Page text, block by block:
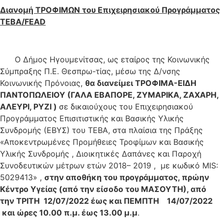
Διανομή ΤΡΟΦΙΜΩΝ του Επιχειρησιακού Προγράμματος
ΤΕΒΑ/FEAD
Ο Δήμος Ηγουμενίτσας, ως εταίρος της Κοινωνικής
Σύμπραξης Π.Ε. Θεσπρω-τίας, μέσω της Δ/νσης
Κοινωνικής Πρόνοιας, θα διανείμει ΤΡΟΦΙΜΑ-ΕΙΔΗ
ΠΑΝΤΟΠΩΛΕΙΟΥ (ΓΑΛΑ ΕΒΑΠΟΡΕ, ΖΥΜΑΡΙΚΑ, ΖΑΧΑΡΗ,
ΑΛΕΥΡΙ, ΡΥΖΙ ) σε δικαιούχους του Επιχειρησιακού
Προγράμματος Επισιτιστικής και Βασικής Υλικής
Συνδρομής (ΕΒΥΣ) του ΤΕΒΑ, στα πλαίσια της Πράξης
«Αποκεντρωμένες Προμήθειες Τροφίμων και Βασικής
Υλικής Συνδρομής , Διοικητικές Δαπάνες και Παροχή
Συνοδευτικών μέτρων ετών 2018– 2019 , με κωδικό MIS:
5029413» , στην αποθήκη του προγράμματος, πρώην
Κέντρο Υγείας (από την είσοδο του ΜΑΣΟΥΤΗ), από
την ΤΡΙΤΗ 12/07/2022 έως και ΠΕΜΠΤΗ 14/07/2022
και ώρες 10.00 π.μ. έως 13.00 μ.μ.